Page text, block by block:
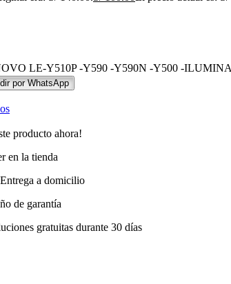
LE-Y510P -Y590 -Y590N -Y500 -
por WhatsApp
producto ahora!
en la tienda
Entrega a domicilio
de garantía
gratuitas durante 30 días